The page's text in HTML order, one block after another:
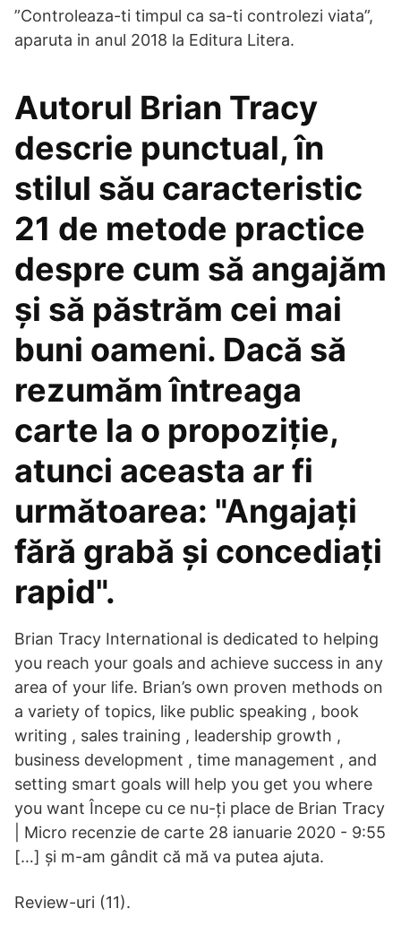
”Controleaza-ti timpul ca sa-ti controlezi viata”,
aparuta in anul 2018 la Editura Litera.
Autorul Brian Tracy
descrie punctual, în
stilul său caracteristic
21 de metode practice
despre cum să angajăm
și să păstrăm cei mai
buni oameni. Dacă să
rezumăm întreaga
carte la o propoziție,
atunci aceasta ar fi
următoarea: "Angajați
fără grabă și concediați
rapid".
Brian Tracy International is dedicated to helping
you reach your goals and achieve success in any
area of your life. Brian’s own proven methods on
a variety of topics, like public speaking , book
writing , sales training , leadership growth ,
business development , time management , and
setting smart goals will help you get you where
you want Începe cu ce nu-ți place de Brian Tracy
| Micro recenzie de carte 28 ianuarie 2020 - 9:55
[…] și m-am gândit că mă va putea ajuta.
Review-uri (11).